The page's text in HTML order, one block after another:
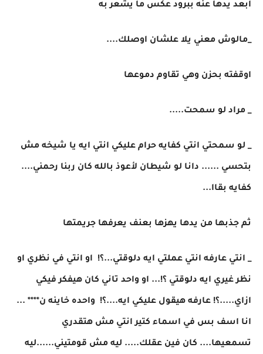
ابعد يدها عنه ببرود عكس ما يشعر به
_مالوش معني يلا علشان اوصلك....
اوقفته بحزن وهي تقاوم دموعها
_ مراد لو سمحت.....
_ لو سمحتي انتي كفايه حرام عليكي انتي ايه يا شيخه مش
بتحسي ...... دانا لو شيطان لأعوذ بالله كان ربنا رحمني....
كفايه بقاا...
ثم جذبها من يدها يهزها بعنف يعرفها جريمتها
_ انتي عارفه انتي عملتي ايه دلوقتي...؟! او انتي في نظري او
نظر غيري ايه دلوقتي ؟!... او واحد تاني كان هيفكر فيكي
ازاي.....؟! عارفه هيقول عليكي ايه....؟! واحده خاينه ن**** ...
انا اسف بس في اسماء كتير انتي مش هتقدري
تسمعيها.... كان فين عقلك..... ليه مش قومتيني......ليه